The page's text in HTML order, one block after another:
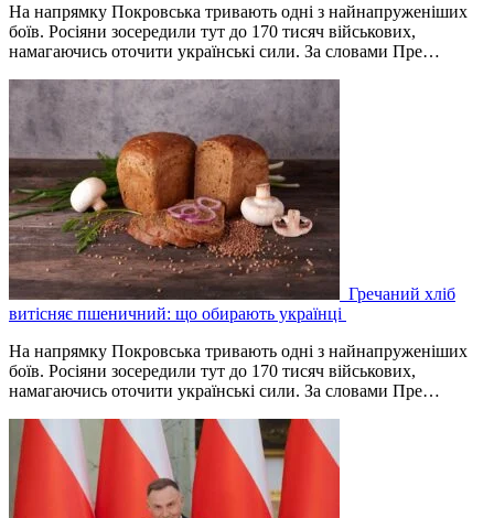
На напрямку Покровська тривають одні з найнапруженіших
боїв. Росіяни зосередили тут до 170 тисяч військових,
намагаючись оточити українські сили. За словами Пре…
Гречаний хліб
витісняє пшеничний: що обирають українці
На напрямку Покровська тривають одні з найнапруженіших
боїв. Росіяни зосередили тут до 170 тисяч військових,
намагаючись оточити українські сили. За словами Пре…